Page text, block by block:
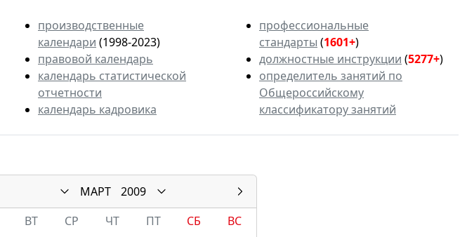
производственные
календари (1998-2023)
правовой календарь
календарь статистической
отчетности
календарь кадровика
профессиональные
стандарты (1601+)
должностные инструкции (5277+)
определитель занятий по
Общероссийскому
классификатору занятий
МАРТ
2009
ВТ СР ЧТ ПТ СБ
ВС